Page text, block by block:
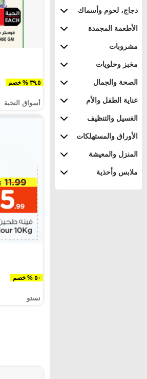
دجاج، لحوم وأسماك
الأطعمة المجمدة
مشروبات
مخبز وحلويات
الصحة والجمال
عناية الطفل والأم
الغسيل والتنظيف
الأوراق والمستهلكات
المنزل والمعيشة
ملابس وأحذية
٣٩.٥ % خصم
أسواق النخبة
٥٠ % خصم
نستو